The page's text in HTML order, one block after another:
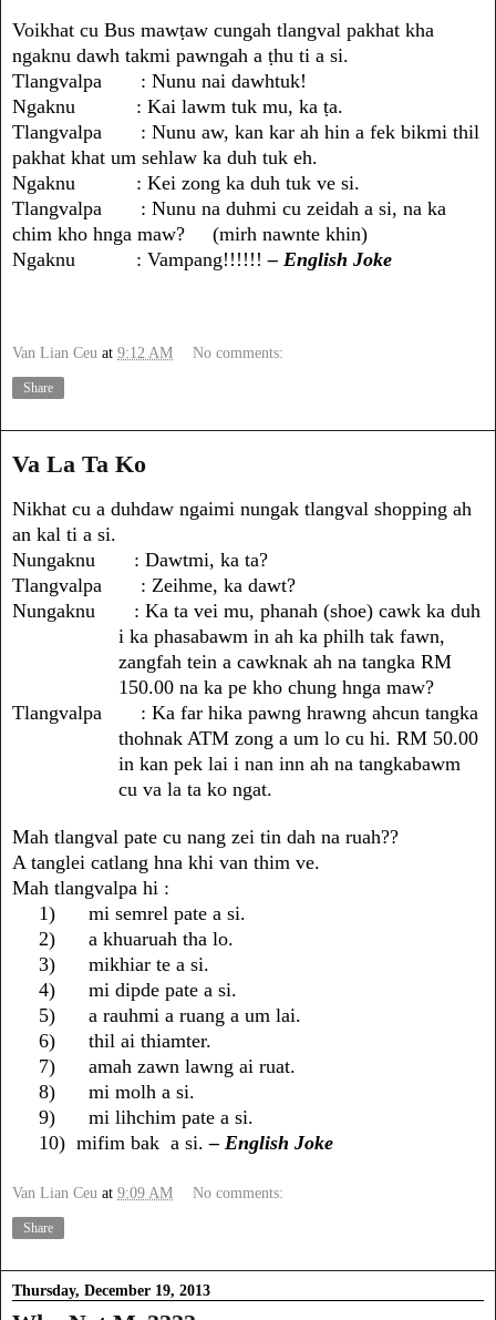
Voikhat cu Bus mawṭaw cungah tlangval pakhat kha
ngaknu dawh takmi pawngah a ṭhu ti a si.
Tlangvalpa : Nunu nai dawhtuk!
Ngaknu : Kai lawm tuk mu, ka ṭa.
Tlangvalpa : Nunu aw, kan kar ah hin a fek bikmi thil
pakhat khat um sehlaw ka duh tuk eh.
Ngaknu : Kei zong ka duh tuk ve si.
Tlangvalpa : Nunu na duhmi cu zeidah a si, na ka
chim kho hnga maw? (mirh nawnte khin)
Ngaknu : Vampang!!!!!!– English Joke
Van Lian Ceu at 9:12 AM No comments:
Share
Va La Ta Ko
Nikhat cu a duhdaw ngaimi nungak tlangval shopping ah
an kal ti a si.
Nungaknu : Dawtmi, ka ta?
Tlangvalpa : Zeihme, ka dawt?
Nungaknu : Ka ta vei mu, phanah (shoe) cawk ka duh
i ka phasabawm in ah ka philh tak fawn,
zangfah tein a cawknak ah na tangka RM
150.00 na ka pe kho chung hnga maw?
Tlangvalpa : Ka far hika pawng hrawng ahcun tangka
thohnak ATM zong a um lo cu hi. RM 50.00
in kan pek lai i nan inn ah na tangkabawm
cu va la ta ko ngat.
Mah tlangval pate cu nang zei tin dah na ruah??
A tanglei catlang hna khi van thim ve.
Mah tlangvalpa hi :
1)
mi semrel pate a si.
2)
a khuaruah tha lo.
3)
mikhiar te a si.
4)
mi dipde pate a si.
5)
a rauhmi a ruang a um lai.
6)
thil ai thiamter.
7)
amah zawn lawng ai ruat.
8)
mi molh a si.
9)
mi lihchim pate a si.
10) mifim bak a si.– English Joke
Van Lian Ceu at 9:09 AM No comments:
Share
Thursday, December 19, 2013